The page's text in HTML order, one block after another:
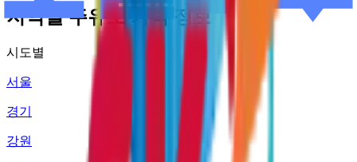
지역별 주유소 가격 정보
시도별
서울
경기
강원